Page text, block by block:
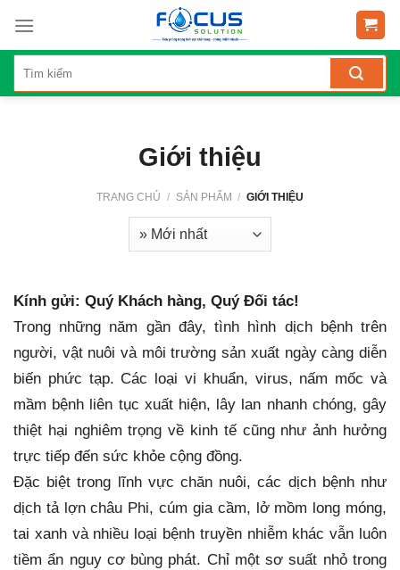
content
Giới thiệu
TRANG CHỦ / SẢN PHẨM / GIỚI THIỆU
Kính gửi: Quý Khách hàng, Quý Đối tác!
Trong những năm gần đây, tình hình dịch bệnh trên
người, vật nuôi và môi trường sản xuất ngày càng diễn
biến phức tạp. Các loại vi khuẩn, virus, nấm mốc và
mầm bệnh liên tục xuất hiện, lây lan nhanh chóng, gây
thiệt hại nghiêm trọng về kinh tế cũng như ảnh hưởng
trực tiếp đến sức khỏe cộng đồng.
Đặc biệt trong lĩnh vực chăn nuôi, các dịch bệnh như
dịch tả lợn châu Phi, cúm gia cầm, lở mồm long móng,
tai xanh và nhiều loại bệnh truyền nhiễm khác vẫn luôn
tiềm ẩn nguy cơ bùng phát. Chỉ một sơ suất nhỏ trong